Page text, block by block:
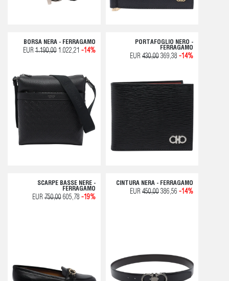
BORSA NERA - FERRAGAMO
EUR1.190,001.022,21 -14%
PORTAFOGLIO NERO -
FERRAGAMO
EUR 430,00 369,38 -14%
SCARPE BASSE NERE -
FERRAGAMO
EUR750,00605,78 -19%
CINTURA NERA - FERRAGAMO
EUR 450,00 386,56 -14%